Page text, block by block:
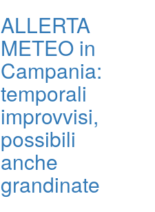
ALLERTA
METEO in
Campania:
temporali
improvvisi,
possibili
anche
grandinate